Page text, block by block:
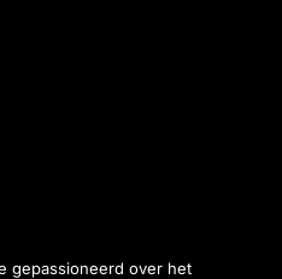
gepassioneerd over het